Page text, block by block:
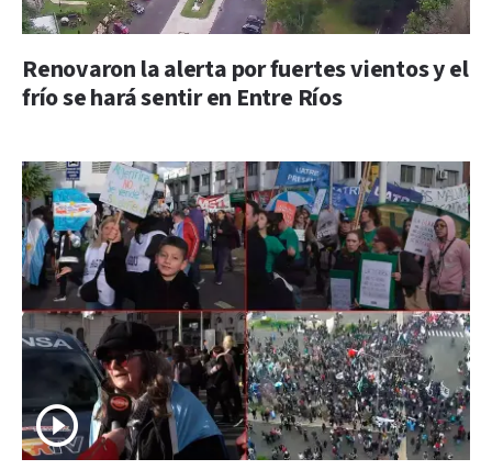
Renovaron la alerta por fuertes vientos y el
frío se hará sentir en Entre Ríos